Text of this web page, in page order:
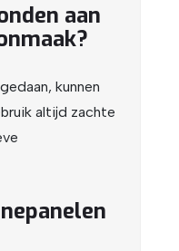
aan
kunnen
altijd zachte